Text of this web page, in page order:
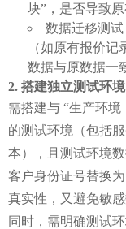
块”，是否导致
数据迁移测
（如原有报价
数据与原数据一
搭建独立测试环
需搭建与 “生产环境
的测试环境（包括
本），且测试环境
客户身份证号替换
真实性，又避免敏感
同时，需明确测试